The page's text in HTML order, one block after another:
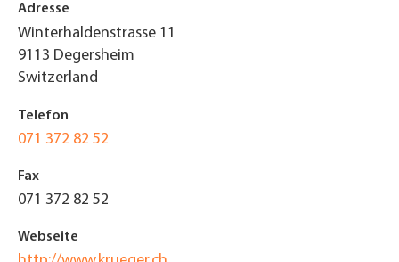
Adresse
Winterhaldenstrasse 11
9113 Degersheim
Switzerland
Telefon
071 372 82 52
Fax
071 372 82 52
Webseite